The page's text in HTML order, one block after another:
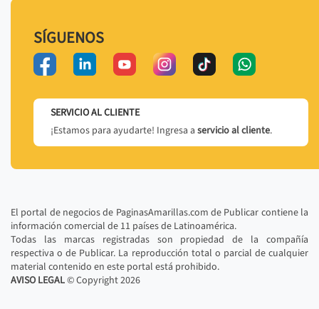
SÍGUENOS
SERVICIO AL CLIENTE
¡Estamos para ayudarte! Ingresa a servicio al cliente.
El portal de negocios de PaginasAmarillas.com de Publicar contiene la
información comercial de 11 países de Latinoamérica.
Todas las marcas registradas son propiedad de la compañía
respectiva o de Publicar. La reproducción total o parcial de cualquier
material contenido en este portal está prohibido.
AVISO LEGAL© Copyright2026